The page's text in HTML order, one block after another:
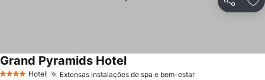
Partilhar
4 EstrelasHotel Extensas instalações de spa e bem-estarVer preços
Grand Pyramids HotelVer preços